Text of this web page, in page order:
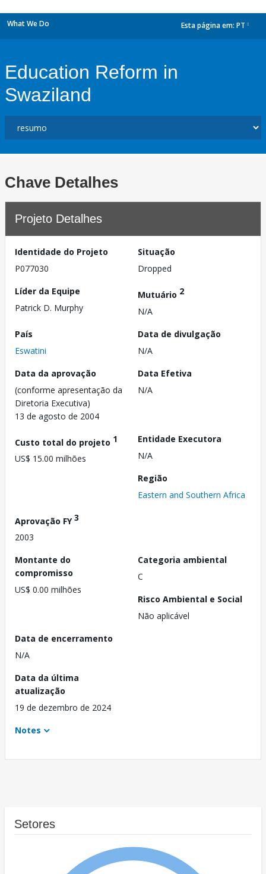
What We Do Esta página em: PT
Education Reform in
Swaziland
Chave Detalhes
Projeto Detalhes
Identidade do Projeto
P077030
Situação
Dropped
Líder da Equipe
Patrick D. Murphy
Mutuário 2
N/A
País
Eswatini
Data de divulgação
N/A
Data da aprovação
(conforme apresentação da
Diretoria Executiva)
13 de agosto de 2004
Data Efetiva
N/A
Custo total do projeto 1
US$ 15.00 milhões
Entidade Executora
N/A
Região
Eastern and Southern Africa
Aprovação FY3
2003
Montante do
compromisso
US$ 0.00 milhões
Categoria ambiental
C
Risco Ambiental e Social
Não aplicável
Data de encerramento
N/A
Data da última
atualização
19 de dezembro de 2024
Notes
Setores